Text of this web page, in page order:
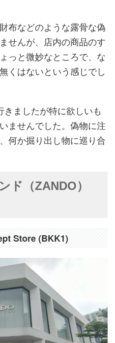
布などのような露骨な偽
せんが、店内の商品のす
っと微妙なところで、な
くはないという感じでし
ましたが特に欲しいも
ませんでした。偽物に注
何か掘り出し物に巡り合
ド（ZANDO）
Store (BKK1)